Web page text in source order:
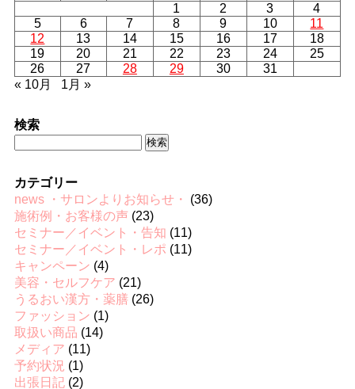
1
2 3
4
5
6 7 8 9 10
11
12
13 14 15 16 17
18
19
20 21 22 23 24
25
26
27 28 29 30
31
« 10月
1月 »
検索
カテゴリー
news ・サロンよりお知らせ・
(36)
施術例・お客様の声(23)
セミナー／イベント・告知 (11)
セミナー／イベント・レポ (11)
キャンペーン (4)
美容・セルフケア (21)
うるおい漢方・薬膳(26)
ファッション (1)
取扱い商品 (14)
メディア (11)
予約状況 (1)
出張日記(2)